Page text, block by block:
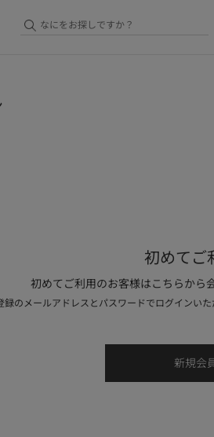
初めてご
初めてご利用のお客様はこちらから
録のメールアドレスとパスワードでログインい